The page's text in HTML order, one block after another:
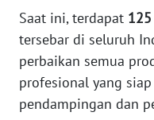
Saat ini, terdapat 125
tersebar di seluruh
perbaikan semua
profesional yang
pendampingan dan
DAIRI
WN
DANAU
TOBA